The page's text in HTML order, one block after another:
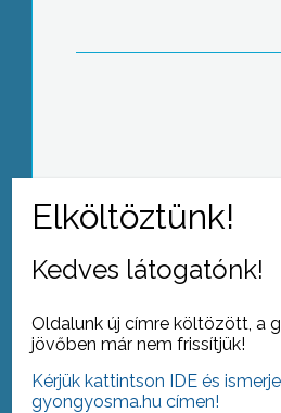
kísérleteiben
Hat amerikai fiatal
Üdvhadsereg
Gyülekezetének
gyerektáborában
Kedves látogatónk!
Oldalunk új címre költözött, a
jövőben már nem frissítjük!
Kérjük kattintson IDE és
gyongyosma.hu címen!